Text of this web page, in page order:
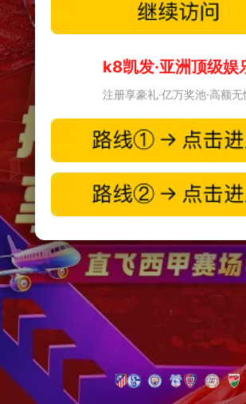
k8凯发·亚洲顶级娱
注册享豪礼·亿万奖池·高额无